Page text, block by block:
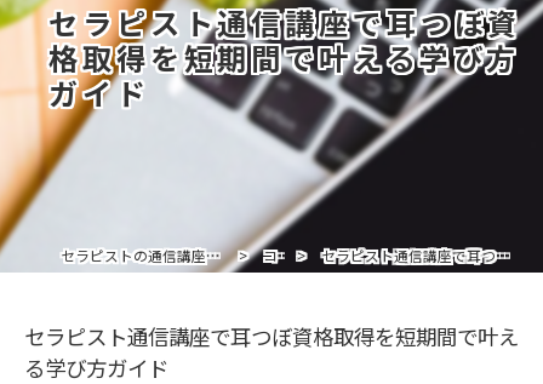
セラピスト通信講座で耳つぼ資
格取得を短期間で叶える学び方
ガイド
セラピストの通信講座ならグローバルボディケア総合学院 コラム セラピスト通信講座で耳つぼ資格取得を短期間で叶える学び方ガイド
セラピスト通信講座で耳つぼ資格取得を短期間で叶え
る学び方ガイド